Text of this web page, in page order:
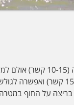
בתחילה הרוח עוד לא
בארץ, הרוח זינקה כלפי
על החוף